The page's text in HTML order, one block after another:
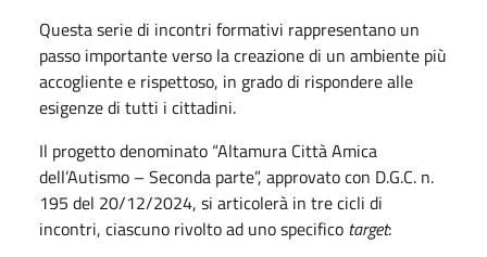
Questa serie di incontri formativi rappresentano un
passo importante verso la creazione di un ambiente più
accogliente e rispettoso, in grado di rispondere alle
esigenze di tutti i cittadini.
Il progetto denominato “Altamura Città Amica
dell’Autismo – Seconda parte”, approvato con D.G.C. n.
195 del 20/12/2024, si articolerà in tre cicli di
incontri, ciascuno rivolto ad uno specifico target: